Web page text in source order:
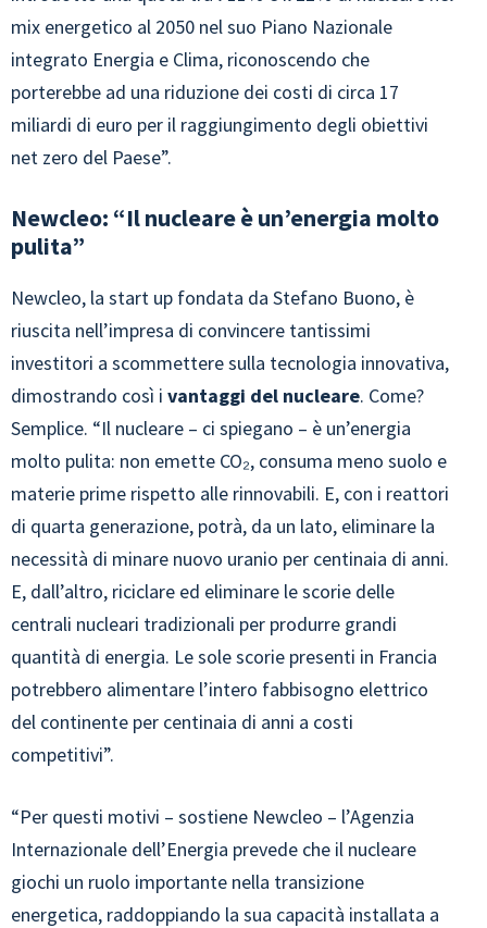
mix energetico al 2050 nel suo Piano Nazionale
integrato Energia e Clima, riconoscendo che
porterebbe ad una riduzione dei costi di circa 17
miliardi di euro per il raggiungimento degli obiettivi
net zero del Paese”.
Newcleo: “Il nucleare è un’energia molto
pulita”
Newcleo, la start up fondata da Stefano Buono, è
riuscita nell’impresa di convincere tantissimi
investitori a scommettere sulla tecnologia innovativa,
dimostrando così i vantaggi del nucleare. Come?
Semplice. “Il nucleare – ci spiegano – è un’energia
molto pulita: non emette CO₂, consuma meno suolo e
materie prime rispetto alle rinnovabili. E, con i reattori
di quarta generazione, potrà, da un lato, eliminare la
necessità di minare nuovo uranio per centinaia di anni.
E, dall’altro, riciclare ed eliminare le scorie delle
centrali nucleari tradizionali per produrre grandi
quantità di energia. Le sole scorie presenti in Francia
potrebbero alimentare l’intero fabbisogno elettrico
del continente per centinaia di anni a costi
competitivi”.
“Per questi motivi – sostiene Newcleo – l’Agenzia
Internazionale dell’Energia prevede che il nucleare
giochi un ruolo importante nella transizione
energetica, raddoppiando la sua capacità installata a